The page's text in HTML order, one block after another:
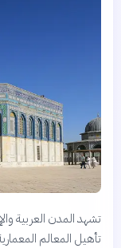
تشهد المدن العربية
تأهيل المعالم